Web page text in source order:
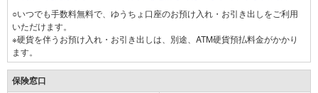
○いつでも手数料無料で、ゆうちょ口座のお預け入れ・お引き出しをご利用
いただけます。
※硬貨を伴うお預け入れ・お引き出しは、別途、ATM硬貨預払料金がかかり
ます。
保険窓口